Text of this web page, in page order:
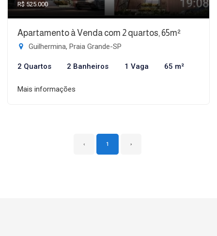
R$ 525.000
Apartamento à Venda com 2 quartos, 65m²
Guilhermina, Praia Grande-SP
2 Quartos 2 Banheiros 1 Vaga 65 m²
Mais informações
‹ 1 ›